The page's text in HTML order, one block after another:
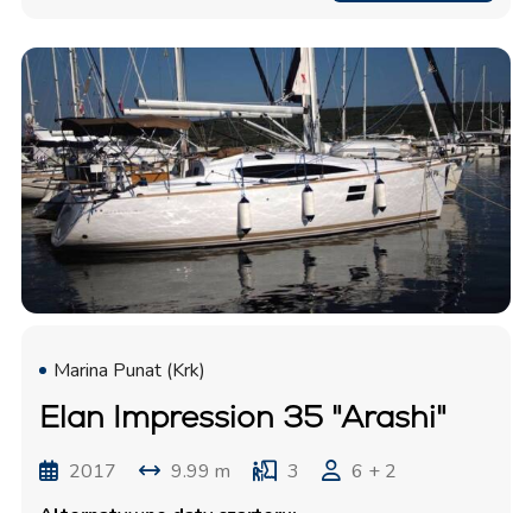
Marina Punat (Krk)
Elan Impression 35 "Arashi"
2017 9.99 m 3
6 + 2